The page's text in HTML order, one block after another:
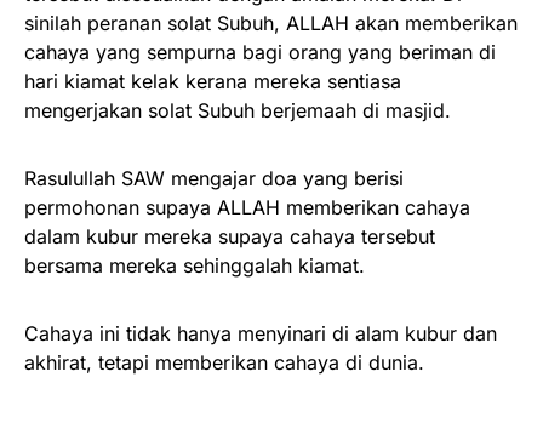
sinilah peranan solat Subuh, ALLAH akan memberikan
cahaya yang sempurna bagi orang yang beriman di
hari kiamat kelak kerana mereka sentiasa
mengerjakan solat Subuh berjemaah di masjid.
Rasulullah SAW mengajar doa yang berisi
permohonan supaya ALLAH memberikan cahaya
dalam kubur mereka supaya cahaya tersebut
bersama mereka sehinggalah kiamat.
Cahaya ini tidak hanya menyinari di alam kubur dan
akhirat, tetapi memberikan cahaya di dunia.